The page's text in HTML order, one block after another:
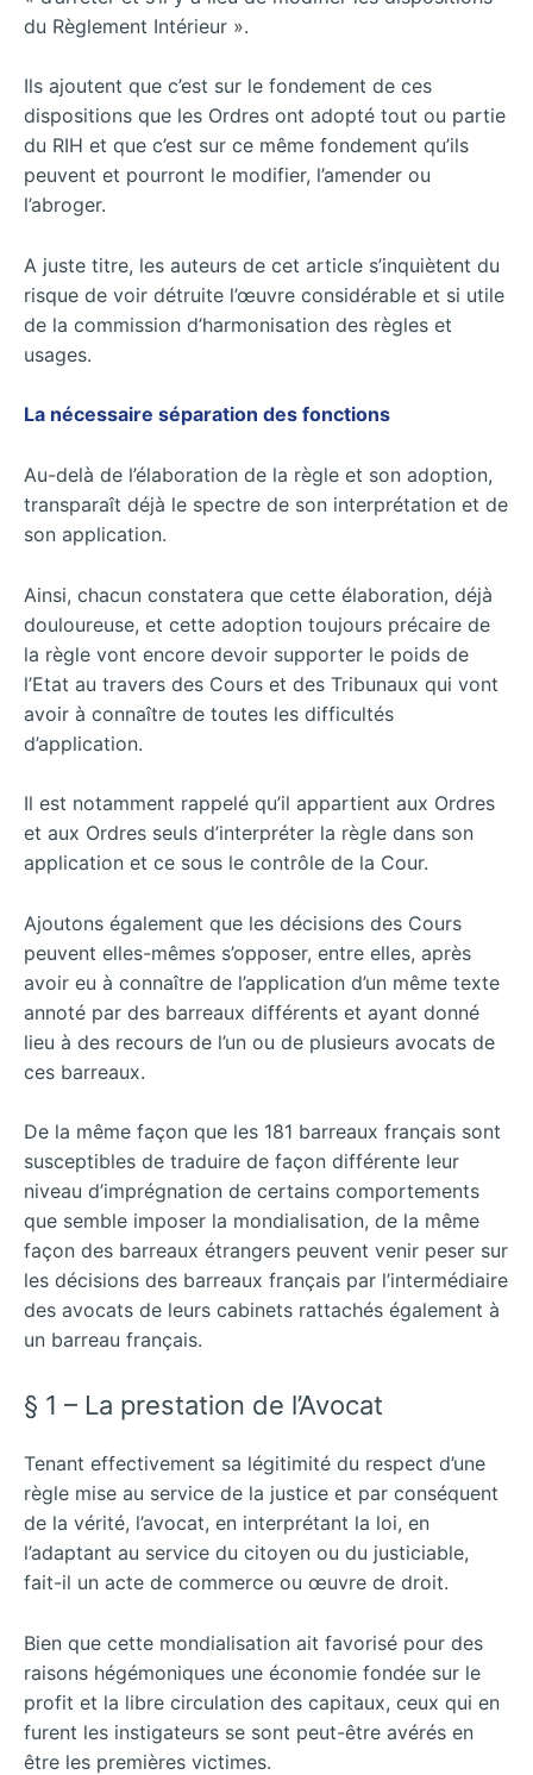
du Règlement Intérieur ».
Ils ajoutent que c’est sur le fondement de ces
dispositions que les Ordres ont adopté tout ou partie
du RIH et que c’est sur ce même fondement qu’ils
peuvent et pourront le modifier, l’amender ou
l’abroger.
A juste titre, les auteurs de cet article s’inquiètent du
risque de voir détruite l’œuvre considérable et si utile
de la commission d’harmonisation des règles et
usages.
La nécessaire séparation des fonctions
Au-delà de l’élaboration de la règle et son adoption,
transparaît déjà le spectre de son interprétation et de
son application.
Ainsi, chacun constatera que cette élaboration, déjà
douloureuse, et cette adoption toujours précaire de
la règle vont encore devoir supporter le poids de
l’Etat au travers des Cours et des Tribunaux qui vont
avoir à connaître de toutes les difficultés
d’application.
Il est notamment rappelé qu’il appartient aux Ordres
et aux Ordres seuls d’interpréter la règle dans son
application et ce sous le contrôle de la Cour.
Ajoutons également que les décisions des Cours
peuvent elles-mêmes s’opposer, entre elles, après
avoir eu à connaître de l’application d’un même texte
annoté par des barreaux différents et ayant donné
lieu à des recours de l’un ou de plusieurs avocats de
ces barreaux.
De la même façon que les 181 barreaux français sont
susceptibles de traduire de façon différente leur
niveau d’imprégnation de certains comportements
que semble imposer la mondialisation, de la même
façon des barreaux étrangers peuvent venir peser sur
les décisions des barreaux français par l’intermédiaire
des avocats de leurs cabinets rattachés également à
un barreau français.
§ 1 – La prestation de l’Avocat
Tenant effectivement sa légitimité du respect d’une
règle mise au service de la justice et par conséquent
de la vérité, l’avocat, en interprétant la loi, en
l’adaptant au service du citoyen ou du justiciable,
fait-il un acte de commerce ou œuvre de droit.
Bien que cette mondialisation ait favorisé pour des
raisons hégémoniques une économie fondée sur le
profit et la libre circulation des capitaux, ceux qui en
furent les instigateurs se sont peut-être avérés en
être les premières victimes.